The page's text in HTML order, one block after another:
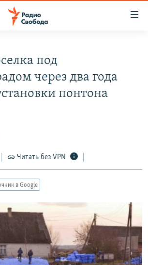
РАССЫЛКУ
под
через два года
понтона
Читать без VPN
в Google